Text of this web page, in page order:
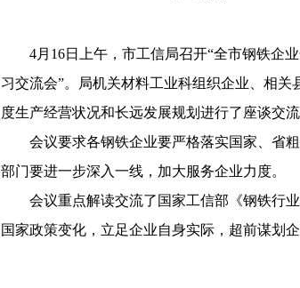
4月16日上午，市工信局召开“全市钢铁企
习交流会”。局机关材料工业科组织企业、相
度生产经营状况和长远发展规划进行了座谈交流
会议要求各钢铁企业要严格落实国家、省
部门要进一步深入一线，加大服务企业力度。
会议重点解读交流了国家工信部《钢铁行
国家政策变化，立足企业自身实际，超前谋划